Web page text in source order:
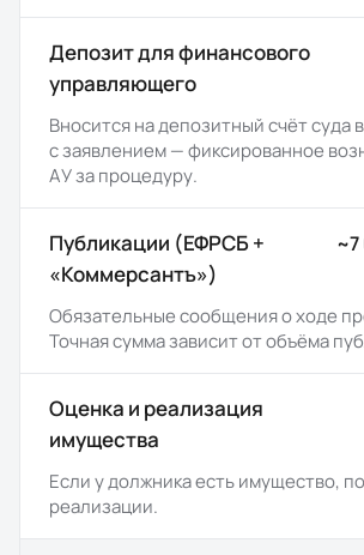
Депозит для финансового
управляющего
Вносится на депозитный счёт суда
с заявлением — фиксированное
АУ за процедуру.
Публикации (ЕФРСБ +
«Коммерсантъ»)
Обязательные сообщения о ходе
Точная сумма зависит от объёма
Оценка и реализация
имущества
Если у должника есть имущество,
реализации.